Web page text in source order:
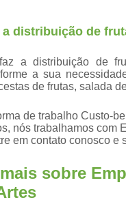
distribuição de
a distribuição de
a sua
de frutas, salada
de trabalho Custo-
nós trabalhamos com
em contato conosco e
sobre